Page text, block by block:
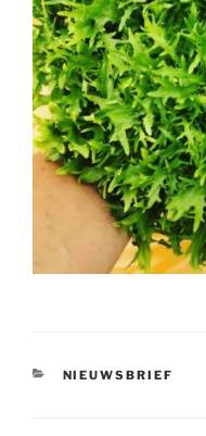
CATEGORIEËN
NIEUWSBRIEF